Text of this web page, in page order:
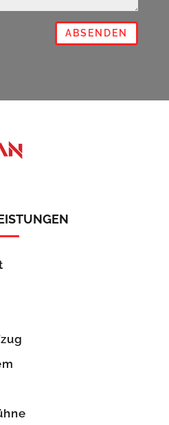
ABSENDEN